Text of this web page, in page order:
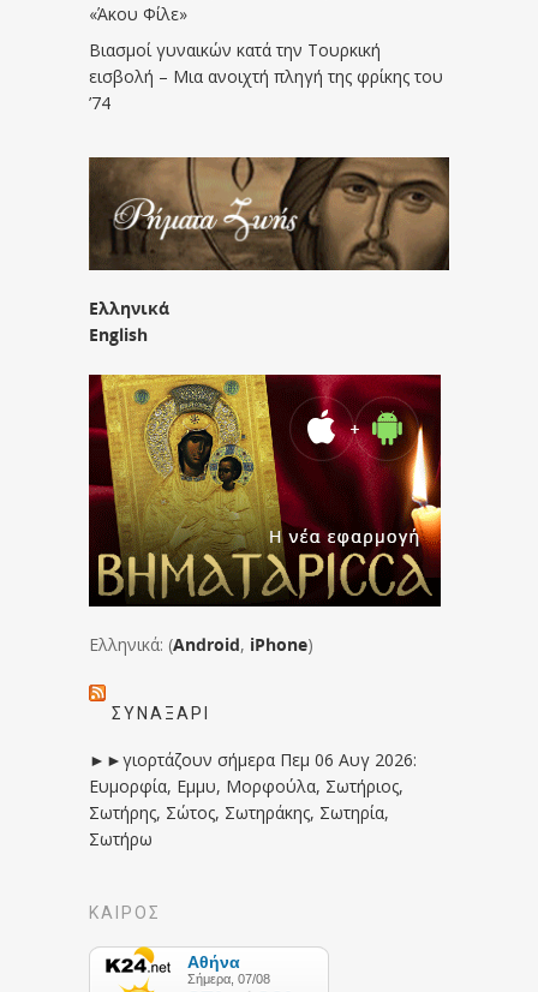
«Άκου Φίλε»
Βιασμοί γυναικών κατά την Τουρκική
εισβολή – Μια ανοιχτή πληγή της φρίκης του
’74
Ελληνικά
English
Ελληνικά: (Android, iPhone)
ΣΥΝΑΞΆΡΙ
►►γιορτάζουν σήμερα Πεμ 06 Αυγ 2026:
Ευμορφία, Εμμυ, Μορφούλα, Σωτήριος,
Σωτήρης, Σώτος, Σωτηράκης, Σωτηρία,
Σωτήρω
ΚΑΙΡΟΣ